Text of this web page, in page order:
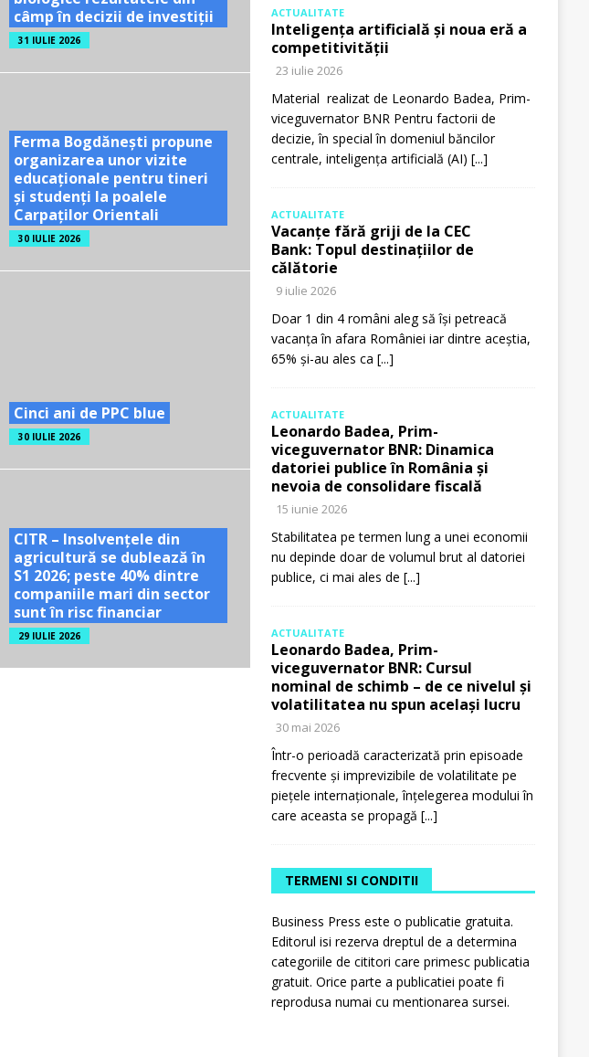
câmp în decizii de investiții
31 IULIE 2026
Ferma Bogdănești propune
organizarea unor vizite
educaționale pentru tineri
și studenți la poalele
Carpaților Orientali
30 IULIE 2026
Cinci ani de PPC blue
30 IULIE 2026
CITR – Insolvențele din
agricultură se dublează în
S1 2026; peste 40% dintre
companiile mari din sector
sunt în risc financiar
29 IULIE 2026
ACTUALITATE
Inteligența artificială și noua eră a
competitivității
23 iulie 2026
Material realizat de Leonardo Badea, Prim-
viceguvernator BNR Pentru factorii de
decizie, în special în domeniul băncilor
centrale, inteligența artificială (AI) [...]
ACTUALITATE
Vacanțe fără griji de la CEC
Bank: Topul destinațiilor de
călătorie
9 iulie 2026
Doar 1 din 4 români aleg să își petreacă
vacanța în afara României iar dintre aceștia,
65% și-au ales ca [...]
ACTUALITATE
Leonardo Badea, Prim-
viceguvernator BNR: Dinamica
datoriei publice în România și
nevoia de consolidare fiscală
15 iunie 2026
Stabilitatea pe termen lung a unei economii
nu depinde doar de volumul brut al datoriei
publice, ci mai ales de [...]
ACTUALITATE
Leonardo Badea, Prim-
viceguvernator BNR: Cursul
nominal de schimb – de ce nivelul și
volatilitatea nu spun același lucru
30 mai 2026
Într-o perioadă caracterizată prin episoade
frecvente și imprevizibile de volatilitate pe
piețele internaționale, înțelegerea modului în
care aceasta se propagă [...]
TERMENI SI CONDITII
Business Press este o publicatie gratuita.
Editorul isi rezerva dreptul de a determina
categoriile de cititori care primesc publicatia
gratuit. Orice parte a publicatiei poate fi
reprodusa numai cu mentionarea sursei.